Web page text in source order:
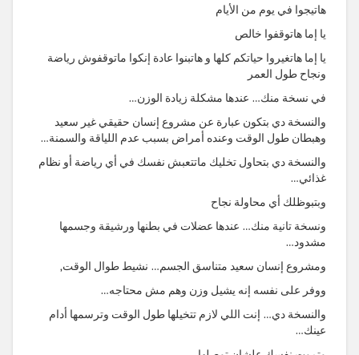
هاتيجوا في يوم من الأيام
يا إما هاتوقفوا خالص
يا إما هاتغيروا حياتكم كلها و هاتبنوا عادة إنكوا ماتوقفوش رياضة
ونجاح طول العمر
في نسخة منك… عندها مشكلة زيادة الوزن…
والنسخة دي بتكون عبارة عن مشروع إنسان حقيقي غير سعيد
وهبطان طول الوقت وعنده أمراض بسبب عدم اللياقة والسمنة…
والنسخة دي بتحاول تخليك ماتتعبش نفسك في أي رياضة أو نظام
غذائي…
وبتبوظلك أي محاولة نجاح
ونسخة تانية منك… عندها عضلات في بطنها ورشيقة وجسمها
مشدود…
ومشروع إنسان سعيد متناسق الجسم… نشيط طوال الوقت,
ووفر على نفسه إنه يشيل وزن وهم مش محتاجه…
والنسخة دي… إنت اللي لازم تتخيلها طول الوقت وترسمها أدام
عينك…